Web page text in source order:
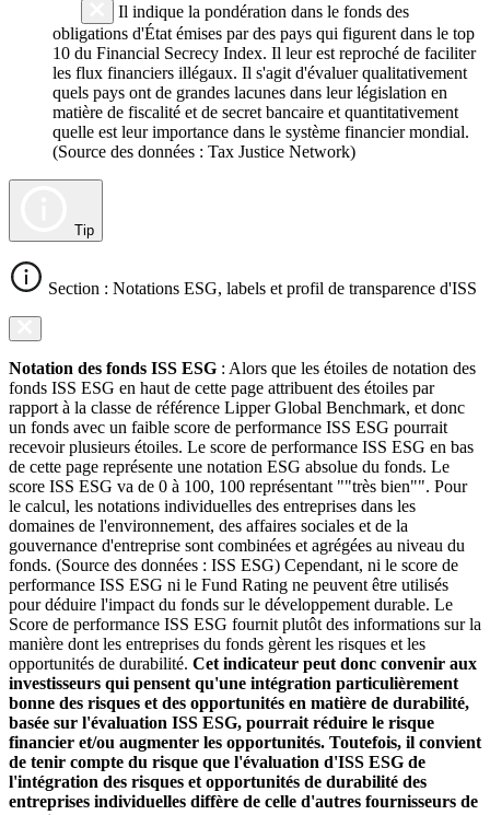
Il indique la pondération dans le fonds des
obligations d'État émises par des pays qui figurent dans le top
10 du Financial Secrecy Index. Il leur est reproché de faciliter
les flux financiers illégaux. Il s'agit d'évaluer qualitativement
quels pays ont de grandes lacunes dans leur législation en
matière de fiscalité et de secret bancaire et quantitativement
quelle est leur importance dans le système financier mondial.
(Source des données : Tax Justice Network)
Tip
Section : Notations ESG, labels et profil de transparence d'ISS
Notation des fonds ISS ESG : Alors que les étoiles de notation des
fonds ISS ESG en haut de cette page attribuent des étoiles par
rapport à la classe de référence Lipper Global Benchmark, et donc
un fonds avec un faible score de performance ISS ESG pourrait
recevoir plusieurs étoiles. Le score de performance ISS ESG en bas
de cette page représente une notation ESG absolue du fonds. Le
score ISS ESG va de 0 à 100, 100 représentant ""très bien"". Pour
le calcul, les notations individuelles des entreprises dans les
domaines de l'environnement, des affaires sociales et de la
gouvernance d'entreprise sont combinées et agrégées au niveau du
fonds. (Source des données : ISS ESG) Cependant, ni le score de
performance ISS ESG ni le Fund Rating ne peuvent être utilisés
pour déduire l'impact du fonds sur le développement durable. Le
Score de performance ISS ESG fournit plutôt des informations sur la
manière dont les entreprises du fonds gèrent les risques et les
opportunités de durabilité. Cet indicateur peut donc convenir aux
investisseurs qui pensent qu'une intégration particulièrement
bonne des risques et des opportunités en matière de durabilité,
basée sur l'évaluation ISS ESG, pourrait réduire le risque
financier et/ou augmenter les opportunités. Toutefois, il convient
de tenir compte du risque que l'évaluation d'ISS ESG de
l'intégration des risques et opportunités de durabilité des
entreprises individuelles diffère de celle d'autres fournisseurs de